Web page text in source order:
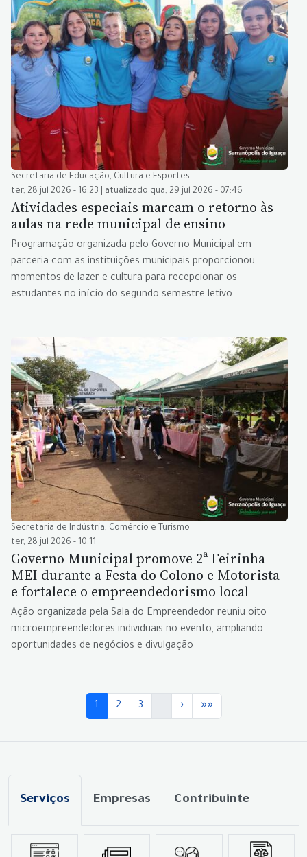
Secretaria de Educação, Cultura e Esportes
ter, 28 jul 2026 - 16:23 | atualizado qua, 29 jul 2026 - 07:46
Atividades especiais marcam o retorno às
aulas na rede municipal de ensino
Programação organizada pelo Governo Municipal em
parceria com as instituições municipais proporcionou
momentos de lazer e cultura para recepcionar os
estudantes no início do segundo semestre letivo.
Secretaria de Indústria, Comércio e Turismo
ter, 28 jul 2026 - 10:11
Governo Municipal promove 2ª Feirinha
MEI durante a Festa do Colono e Motorista
e fortalece o empreendedorismo local
Ação organizada pela Sala do Empreendedor reuniu oito
microempreendedores individuais no evento, ampliando
oportunidades de negócios e divulgação
1 2 3 . › »»
Serviços Empresas Contribuinte